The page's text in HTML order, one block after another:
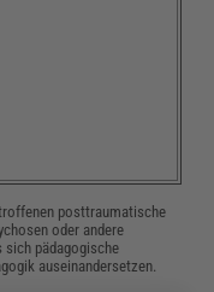
posttraumatische
oder andere
sich pädagogische
auseinandersetzen.